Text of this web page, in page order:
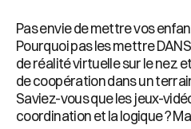
Pas envie de mettre vos
Pourquoi pas les mettre
de réalité virtuelle sur le nez
de coopération dans un
Saviez-vous que les jeux-
coordination et la logique ?